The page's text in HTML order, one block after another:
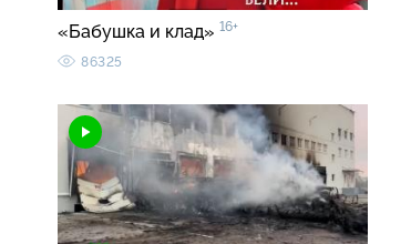
«Бабушка и клад» 16+
86325